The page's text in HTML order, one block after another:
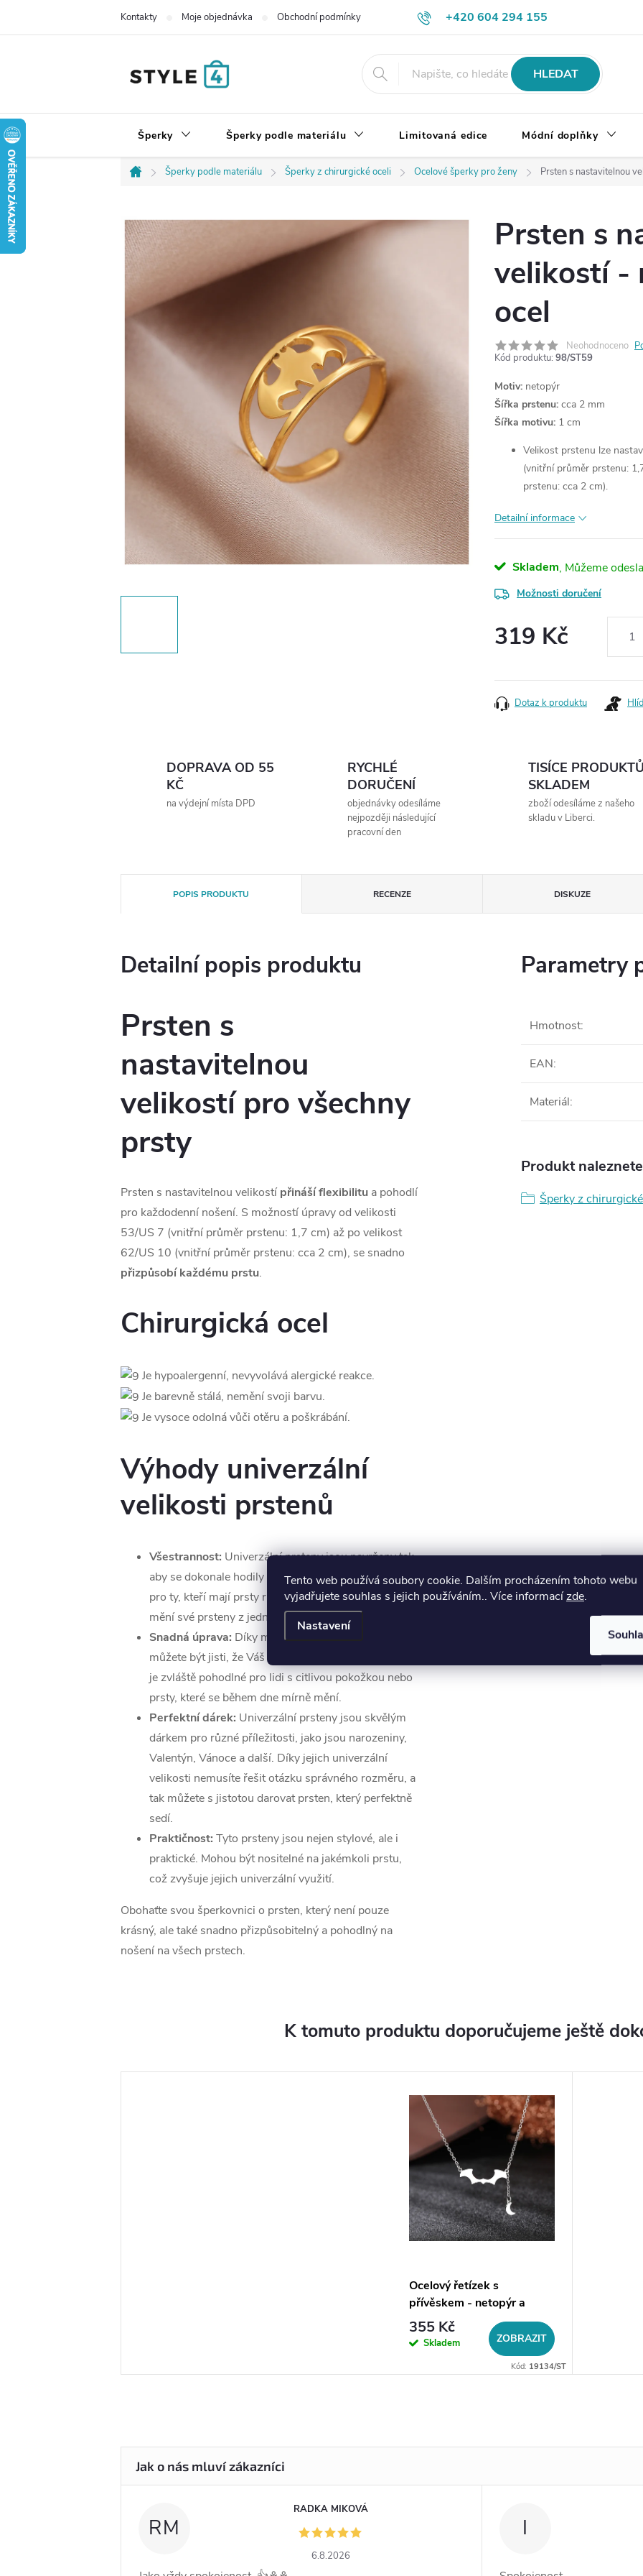
Tento web používá soubory cookie. Dalším procházením tohoto webu
vyjadřujete souhlas s jejich používáním.. Více informacízde.
Nastavení
+420 604 294 155
Kontakty Moje objednávka Obchodní podmínky Výměna, vrácení a reklamace zboží
HLEDAT
Šperky Šperky podle materiálu Limitovaná edice Módní doplňky
Domů
Šperky podle materiálu Šperky z chirurgické oceli Ocelové šperky pro ženy Prsten s nastavitelnou
Prsten s
velikostí -
ocel
Neohodnoceno
Kód produktu: 98/ST59
Motiv: netopýr
Šířka prstenu: cca 2 mm
Šířka motivu: 1 cm
Velikost prstenu lze
(vnitřní průměr prstenu:
prstenu: cca 2 cm).
Detailní informace
Skladem
Možnosti doručení
319 Kč
Dotaz k produktu
DOPRAVA OD 55
KČ
na výdejní místa DPD
RYCHLÉ
DORUČENÍ
objednávky odesíláme
nejpozději následující
pracovní den
TISÍCE
SKLADEM
zboží odesíláme z našeho
skladu v Liberci.
POPIS PRODUKTU RECENZE DISKUZE
Detailní popis produktu
Prsten s
nastavitelnou
velikostí pro všechny
prsty
Prsten s nastavitelnou velikostí přináší flexibilitu a pohodlí
pro každodenní nošení. S možností úpravy od velikosti
53/US 7 (vnitřní průměr prstenu: 1,7 cm) až po velikost
62/US 10 (vnitřní průměr prstenu: cca 2 cm), se snadno
přizpůsobí každému prstu.
Chirurgická ocel
Je hypoalergenní, nevyvolává alergické reakce.
Je barevně stálá, nemění svoji barvu.
Je vysoce odolná vůči otěru a poškrábání.
Výhody univerzální
velikosti prstenů
Všestrannost: Univerzální prsteny jsou navrženy tak,
aby se dokonale hodily na všechny prsty. Ideální volba
pro ty, kteří mají prsty různých velikostí nebo rádi
mění své prsteny z jednoho prstu na druhý.
Snadná úprava: Díky možnosti jednoduché úpravy si
můžete být jisti, že Váš prsten vždy skvěle padne. To
je zvláště pohodlné pro lidi s citlivou pokožkou nebo
prsty, které se během dne mírně mění.
Perfektní dárek: Univerzální prsteny jsou skvělým
dárkem pro různé příležitosti, jako jsou narozeniny,
Valentýn, Vánoce a další. Díky jejich univerzální
velikosti nemusíte řešit otázku správného rozměru, a
tak můžete s jistotou darovat prsten, který perfektně
sedí.
Praktičnost: Tyto prsteny jsou nejen stylové, ale i
praktické. Mohou být nositelné na jakémkoli prstu,
což zvyšuje jejich univerzální využití.
Obohaťte svou šperkovnici o prsten, který není pouze
krásný, ale také snadno přizpůsobitelný a pohodlný na
nošení na všech prstech.
Parametry
Hmotnost:
EAN:
Materiál:
Produkt
Šperky z
K tomuto produktu doporučujeme ještě
Ocelový řetízek s
přívěskem - netopýr a
měsíc
355 Kč
Skladem ZOBRAZIT
Kód: 19134/ST
RM
RADKA MIKOVÁ
6.8.2026
I